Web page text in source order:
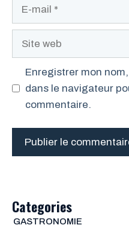
Enregistrer mon
dans le navigateur
commentaire.
Categories
GASTRONOMIE